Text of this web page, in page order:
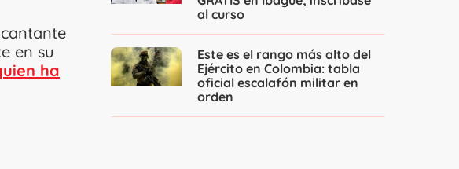
en su
ha
al curso
Este es el rango más alto del
Ejército en Colombia: tabla
oficial escalafón militar en
orden